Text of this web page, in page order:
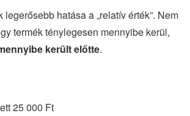
hatása a „relatív érték”. Nem
termék ténylegesen mennyibe kerül,
került előtte.
25 000 Ft